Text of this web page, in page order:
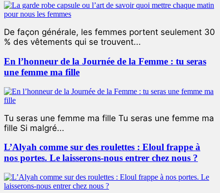
De façon générale, les femmes portent seulement 30
% des vêtements qui se trouvent...
En l’honneur de la Journée de la Femme : tu seras
une femme ma fille
Tu seras une femme ma fille Tu seras une femme ma
fille Si malgré...
L’Alyah comme sur des roulettes : Eloul frappe à
nos portes. Le laisserons-nous entrer chez nous ?